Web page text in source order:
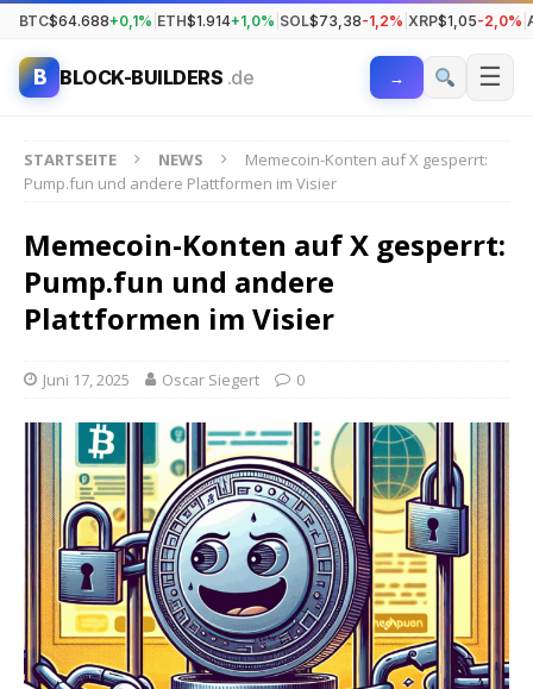
BTC$64.688+0,1% ETH$1.914+1,0% SOL$73,38-1,2% XRP$1,05-2,0%
B BLOCK-BUILDERS .de → ☰
STARTSEITE NEWS
Memecoin-Konten auf X gesperrt:
Pump.fun und andere Plattformen im Visier
Memecoin-Konten auf X gesperrt:
Pump.fun und andere
Plattformen im Visier
Juni 17, 2025 Oscar Siegert 0